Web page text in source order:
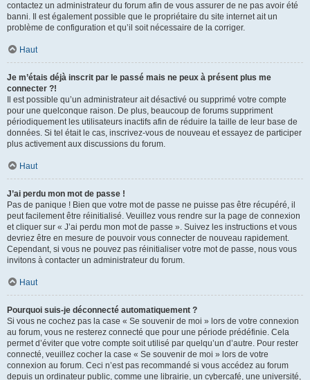
contactez un administrateur du forum afin de vous assurer de ne pas avoir été
banni. Il est également possible que le propriétaire du site internet ait un
problème de configuration et qu’il soit nécessaire de la corriger.
Haut
Je m’étais déjà inscrit par le passé mais ne peux à présent plus me
connecter ?!
Il est possible qu’un administrateur ait désactivé ou supprimé votre compte
pour une quelconque raison. De plus, beaucoup de forums suppriment
périodiquement les utilisateurs inactifs afin de réduire la taille de leur base de
données. Si tel était le cas, inscrivez-vous de nouveau et essayez de participer
plus activement aux discussions du forum.
Haut
J’ai perdu mon mot de passe !
Pas de panique ! Bien que votre mot de passe ne puisse pas être récupéré, il
peut facilement être réinitialisé. Veuillez vous rendre sur la page de connexion
et cliquer sur « J’ai perdu mon mot de passe ». Suivez les instructions et vous
devriez être en mesure de pouvoir vous connecter de nouveau rapidement.
Cependant, si vous ne pouvez pas réinitialiser votre mot de passe, nous vous
invitons à contacter un administrateur du forum.
Haut
Pourquoi suis-je déconnecté automatiquement ?
Si vous ne cochez pas la case « Se souvenir de moi » lors de votre connexion
au forum, vous ne resterez connecté que pour une période prédéfinie. Cela
permet d’éviter que votre compte soit utilisé par quelqu’un d’autre. Pour rester
connecté, veuillez cocher la case « Se souvenir de moi » lors de votre
connexion au forum. Ceci n’est pas recommandé si vous accédez au forum
depuis un ordinateur public, comme une librairie, un cybercafé, une université,